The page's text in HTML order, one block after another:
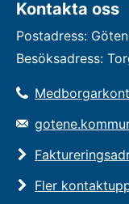
Kontakta oss
Postadress:
Besöksadress:
Fler